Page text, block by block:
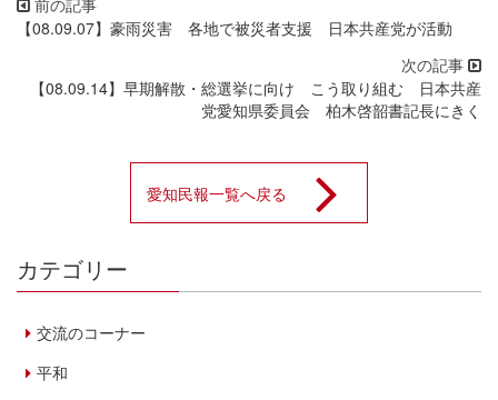
【08.09.07】豪雨災害 各地で被災者支援 日本共産党が活動
【08.09.14】早期解散・総選挙に向け こう取り組む 日本共産
党愛知県委員会 柏木啓韶書記長にきく
愛知民報一覧へ戻る
カテゴリー
交流のコーナー
平和